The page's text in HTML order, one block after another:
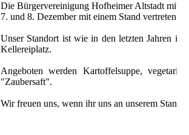
Die Bürgervereinigung Hofheimer Altstadt mit
7. und 8. Dezember mit einem Stand vertreten.
Unser Standort ist wie in den letzten Jahren in
Kellereiplatz.
Angeboten werden Kartoffelsuppe,
"Zaubersaft".
Wir freuen uns, wenn ihr uns an unserem Stand